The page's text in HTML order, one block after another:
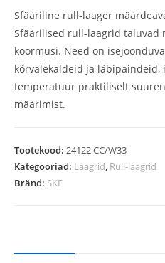
Sfääriline rull-laager
Sfäärilised rull-laagrid taluvad
koormusi. Need on
kõrvalekaldeid ja
temperatuur praktiliselt
määrimist.
Tootekood: 24122 CC/W33
Kategooriad: Laagrid, Rull-laagrid
Bränd: SKF